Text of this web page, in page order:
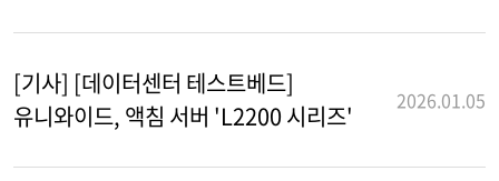
[기사] [데이터센터 테스트베드]
유니와이드, 액침 서버 'L2200 시리즈'
2026.01.05